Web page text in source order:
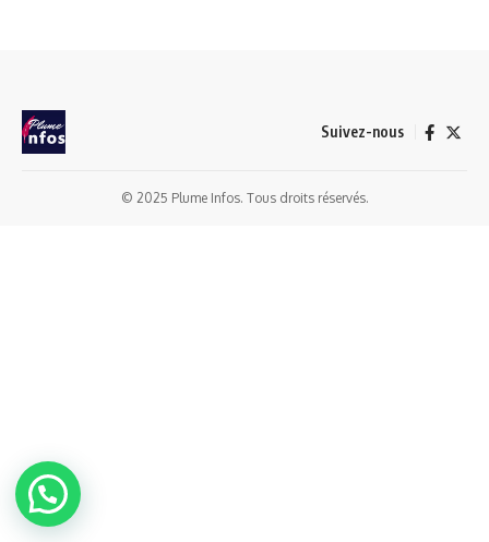
Suivez-nous
© 2025 Plume Infos. Tous droits réservés.